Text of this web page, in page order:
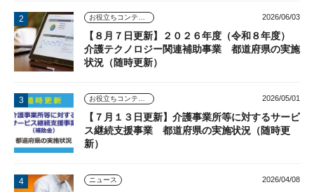
2026/06/03
【８月７日更新】２０２６年度（令和８年度）
介護テクノロジー関連補助事業 都道府県の実施
状況（随時更新）
2026/05/01
【７月１３日更新】介護事業所等に対するサービ
ス継続支援事業 都道府県の実施状況（随時更
新）
ニュース 2026/04/08